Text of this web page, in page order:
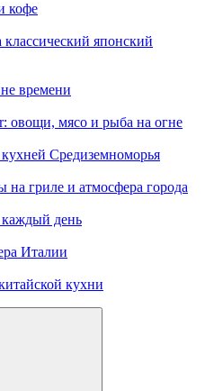
кофе
японский
времени
овощи, мясо и рыба на огне
Средиземноморья
на гриле и атмосфера города
каждый день
Италии
кухни